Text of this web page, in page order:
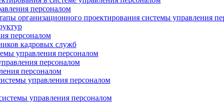
персоналом
организационного проектирования системы управления
персоналом
кадровых служб
управления персоналом
персоналом
персоналом
управления персоналом
управления персоналом